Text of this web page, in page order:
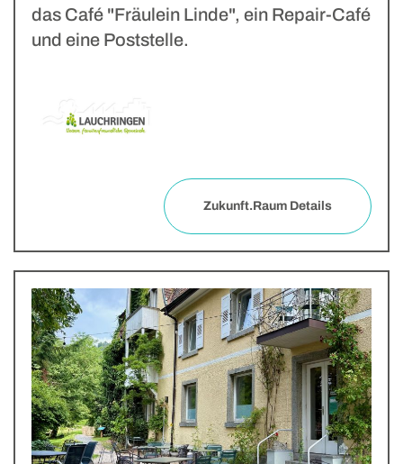
das Café "Fräulein Linde", ein Repair-Café
und eine Poststelle.
Zukunft.Raum Details